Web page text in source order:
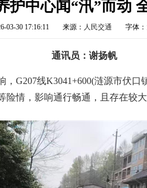
护中心闻“汛”而动
03-30 17:16:11 来源： 人民交通 字体：
通讯员：谢扬帆
，G207线K3041+600(涟源市伏
险情，影响通行畅通，且存在较